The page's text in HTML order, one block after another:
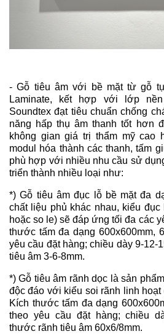
- Gỗ tiêu âm với bề mặt từ gỗ
Laminate, kết hợp với lớp
Soundtex đạt tiêu chuẩn chống
năng hấp thụ âm thanh tốt hơn
không gian giá trị thẩm mỹ cao
modul hóa thành các thanh, tấm
phù hợp với nhiều nhu cầu sử
triển thành nhiều loại như:
*) Gỗ tiêu âm đục lỗ bề mặt đa
chất liệu phủ khác nhau, kiểu
hoặc so le) sẽ đáp ứng tối đa các
thước tấm đa dạng 600x600mm,
yêu cầu đặt hàng; chiều dày 9-12-
tiêu âm 3-6-8mm.
*) Gỗ tiêu âm rãnh dọc là sản
độc đáo với kiểu soi rãnh linh hoạt
Kích thước tấm đa dạng
theo yêu cầu đặt hàng; chiều
thước rãnh tiêu âm 60x6/8mm.